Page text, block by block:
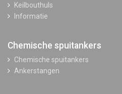
Keilbouthuls
Informatie
Chemische spuitankers
Chemische spuitankers
Ankerstangen